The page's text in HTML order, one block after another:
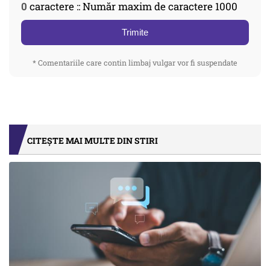
0 caractere :: Număr maxim de caractere 1000
Trimite
* Comentariile care contin limbaj vulgar vor fi suspendate
CITEȘTE MAI MULTE DIN STIRI